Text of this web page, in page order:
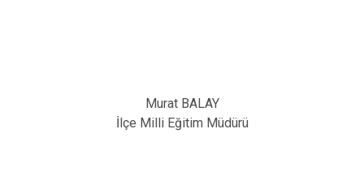
Murat BALAY
İlçe Milli Eğitim Müdürü